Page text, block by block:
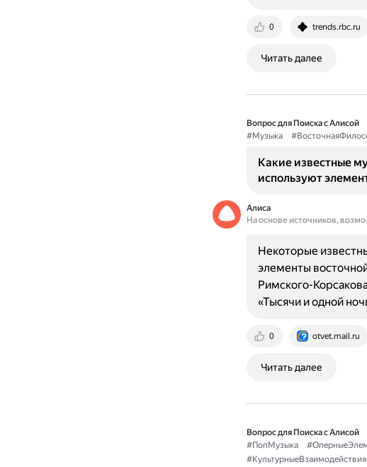
0 trends.rbc.ru
Читать далее
Вопрос для Поиска с Алисой
#Музыка
Какие известные
используют
Алиса
На основе источников,
0 otvet.mail.ru
Некоторые
элементы
Римского-
«Тысячи и одной
Читать далее
Вопрос для Поиска с Алисой
#ПопМузыка
#КультурныеВзаимодействия